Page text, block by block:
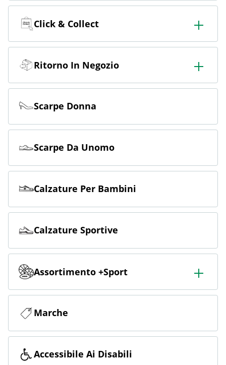
Ordinate in negozio e fatevelo consegnare in negozio o
a casa.
Click & Collect
Ordina online e ritira gratuitamente in negozio.
Ritorno In Negozio
Ordinate online e restituite gratuitamente in negozio.
Scarpe Donna
Scarpe Da Unomo
Calzature Per Bambini
Calzature Sportive
Assortimento +Sport
Ampio assortimento di sport, tra cui calcio, outdoor, sci,
fitness e corsa.
Marche
Accessibile Ai Disabili